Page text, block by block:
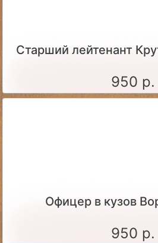
Старший лейтенант
950 р.
Офицер в кузов
950 р.